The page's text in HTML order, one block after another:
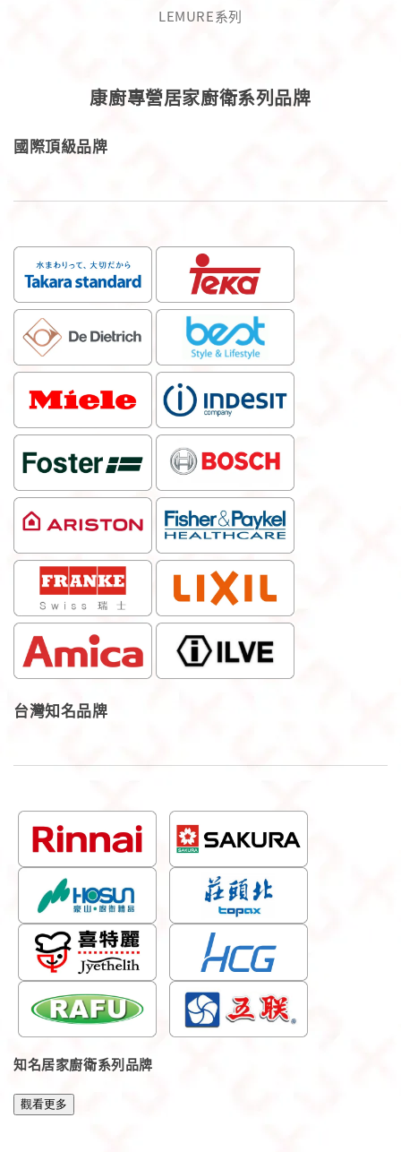
LEMURE系列
康廚專營居家廚衛系列品牌
國際頂級品牌
台灣知名品牌
知名居家廚衛系列品牌
觀看更多